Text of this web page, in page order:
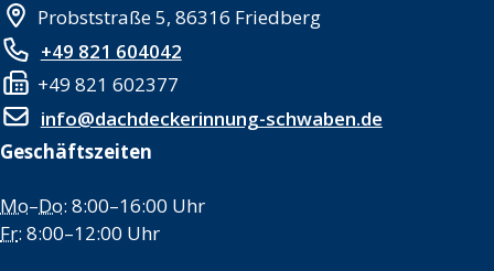
Probststraße 5, 86316 Friedberg
+49 821 604042
+49 821 602377
info@dachdeckerinnung-schwaben.de
Geschäftszeiten
Mo–Do: 8:00–16:00 Uhr
Fr: 8:00–12:00 Uhr